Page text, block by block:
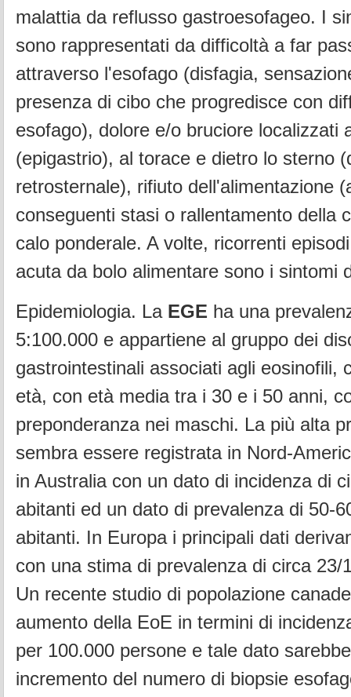
malattia da reflusso gastroesofageo. I
sono rappresentati da difficoltà a far
attraverso l'esofago (disfagia,
presenza di cibo che progredisce con
esofago), dolore e/o bruciore localizzati
(epigastrio), al torace e dietro lo sterno
retrosternale), rifiuto dell'alimentazione
conseguenti stasi o rallentamento della
calo ponderale. A volte, ricorrenti
acuta da bolo alimentare sono i sintomi
Epidemiologia. La EGE ha una
5:100.000 e appartiene al gruppo dei
gastrointestinali associati agli eosinofili,
età, con età media tra i 30 e i 50 anni,
preponderanza nei maschi. La più alta
sembra essere registrata in Nord-
in Australia con un dato di incidenza di
abitanti ed un dato di prevalenza di 50-
abitanti. In Europa i principali dati
con una stima di prevalenza di circa 23/
Un recente studio di popolazione
aumento della EoE in termini di
per 100.000 persone e tale dato
incremento del numero di biopsie